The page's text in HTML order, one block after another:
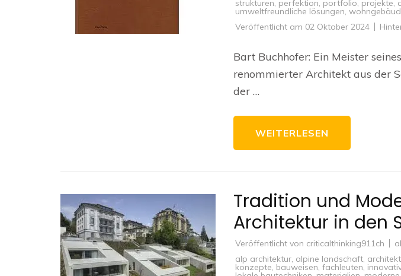
strukturen, perfektion, portfolio, projekte,
umweltfreundliche lösungen,
Veröffentlicht am 02 Oktober 2024
Bart Buchhofer: Ein Meister
renommierter Architekt aus der
der …
WEITERLESEN
Tradition und
Architektur in den
Veröffentlicht von criticalthinking911ch
alp architektur, alpine landschaft,
konzepte, bauweisen, fachleuten,